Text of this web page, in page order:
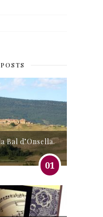
Bal d’Onsella.
01